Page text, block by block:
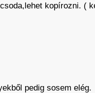
kopírozni. (
pedig sosem elég.